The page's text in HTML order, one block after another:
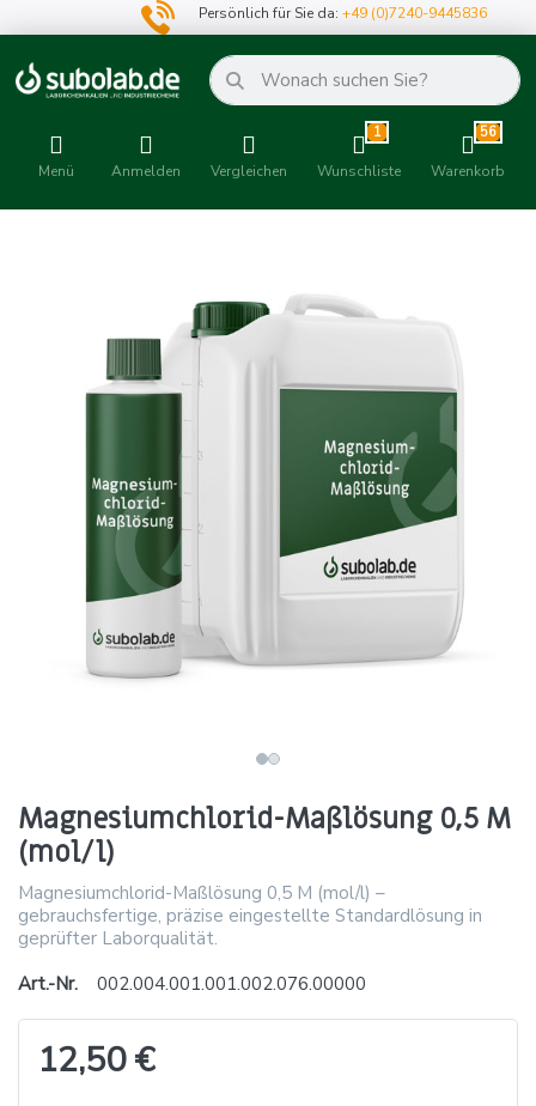
Persönlich für Sie da:+49 (0)7240-9445836
Menü Anmelden Vergleichen
1
Wunschliste
56
Warenkorb
Magnesiumchlorid-Maßlösung 0,5 M
(mol/l)
Magnesiumchlorid-Maßlösung 0,5 M (mol/l) –
gebrauchsfertige, präzise eingestellte Standardlösung in
geprüfter Laborqualität.
Art.-Nr.
002.004.001.001.002.076.00000
12,50 €